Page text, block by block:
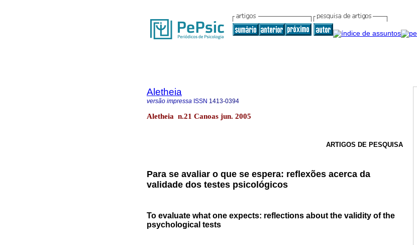
Aletheia
versão impressa ISSN 1413-0394
Aletheia n.21 Canoas jun. 2005
ARTIGOS DE PESQUISA
Para se avaliar o que se espera: reflexões acerca da
validade dos testes psicológicos
To evaluate what one expects: reflections about the validity of the
psychological tests